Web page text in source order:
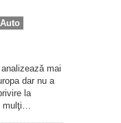
mai
dar nu a
la
mulţi…